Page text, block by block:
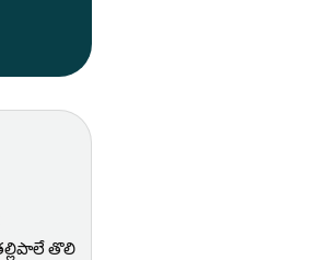
తొలి